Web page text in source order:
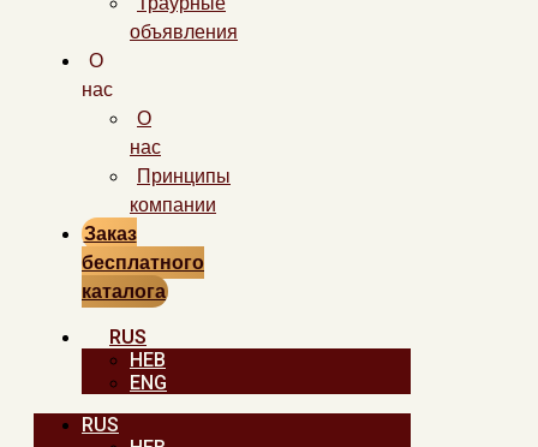
объявления
О
нас
О
нас
Принципы
компании
Заказ
бесплатного
каталога
RUS
HEB
ENG
RUS